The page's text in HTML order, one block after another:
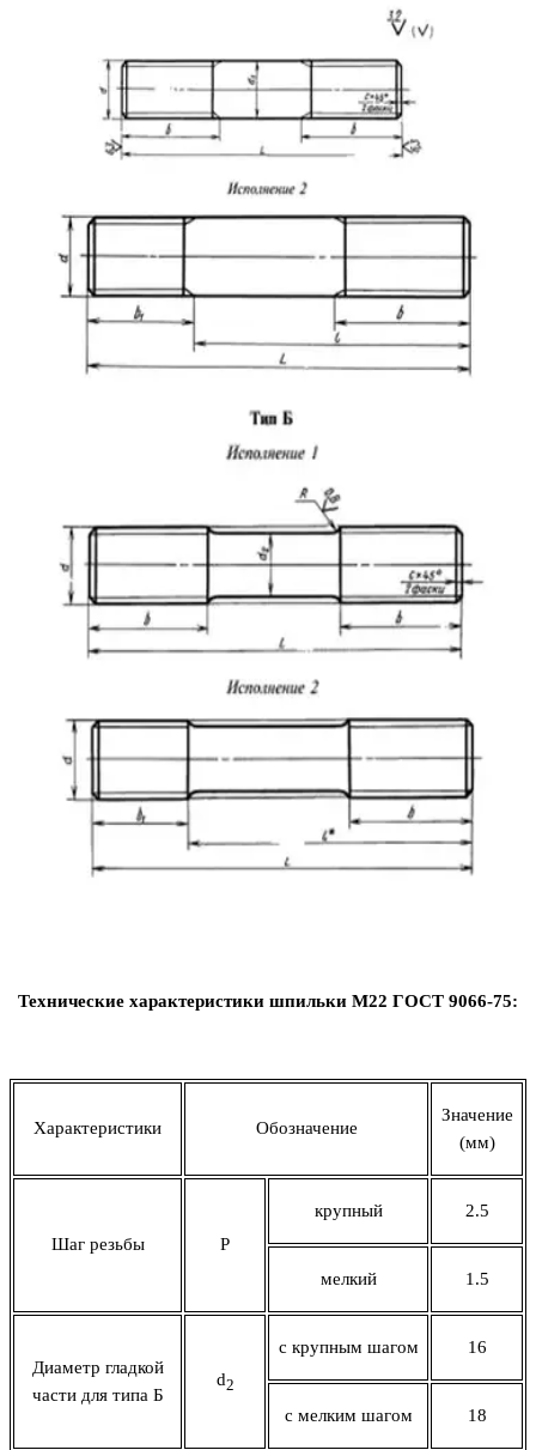
Технические характеристики шпильки М22 ГОСТ 9066-75:
Характеристики Обозначение
Значение
(мм)
Шаг резьбы Р
крупный 2.5
мелкий 1.5
Диаметр гладкой
части для типа Б
d2
с крупным шагом 16
с мелким шагом 18